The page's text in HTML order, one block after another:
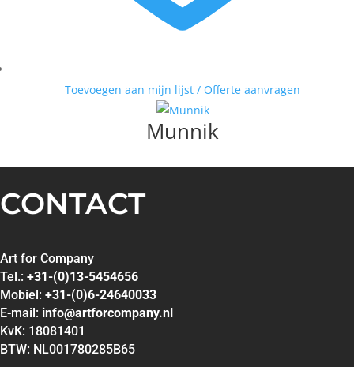
MATTIE SCHILDERS
PETER BASTIAANSEN
RON VAN DE WERF
S. PAULISSEN
SJER JACOBS
SUSAN RUITER
THEO KOSTER
THEO ONNES
TINEKE ROIJMANS
VAN DAM
Toevoegen aan mijn lijst / Offerte aanvragen
Munnik
CONTACT
Art for Company
Tel.: +31-(0)13-5454656
Mobiel: +31-(0)6-24640033
E-mail: info@artforcompany.nl
KvK: 18081401
BTW: NL001780285B65